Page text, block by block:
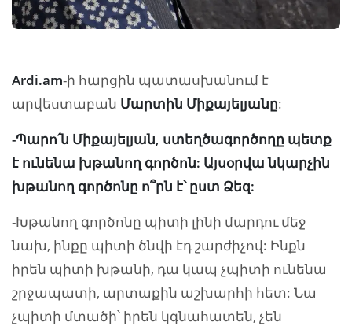
Ardi.am-ի հարցին պատասխանում է
արվեստաբան Մարտին Միքայելյանը:
-Պարո՛ն Միքայելյան, ստեղծագործողը պետք
է ունենա խթանող գործոն: Այսօրվա նկարչին
խթանող գործոնը ո՞րն է՝ ըստ Ձեզ:
-Խթանող գործոնը պիտի լինի մարդու մեջ
նախ, ինքը պիտի ծնվի էդ շարժիչով: Ինքն
իրեն պիտի խթանի, դա կապ չպիտի ունենա
շրջապատի, արտաքին աշխարհի հետ: Նա
չպիտի մտածի՝ իրեն կգնահատեն, չեն